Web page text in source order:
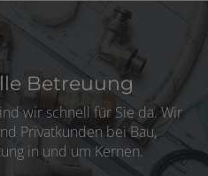
Betreuung
wir schnell für Sie da. Wir
Privatkunden bei Bau,
in und um Kernen.